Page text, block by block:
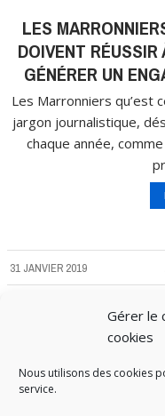
Gérer le
cookies
Nous utilisons des cookies
service.
LES
DOIVENT
GÉNÉRER UN
Les Marronniers qu’est
jargon journalistique,
chaque année,
31 JANVIER 2019